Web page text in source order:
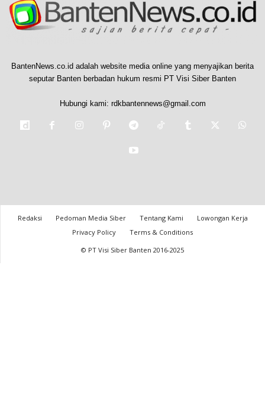
BantenNews.co.id adalah website media online yang menyajikan berita
seputar Banten berbadan hukum resmi PT Visi Siber Banten
Hubungi kami: rdkbantennews@gmail.com
Redaksi Pedoman Media Siber Tentang Kami
Lowongan Kerja
Privacy Policy
Terms & Conditions
© PT Visi Siber Banten 2016-2025